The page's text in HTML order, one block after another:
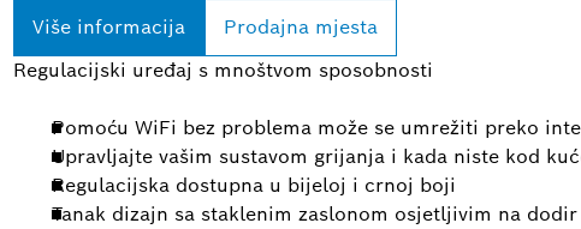
Više informacija
Prodajna mjesta
Regulacijski uređaj s mnoštvom sposobnosti
Pomoću WiFi bez problema može se umrežiti preko
Upravljajte vašim sustavom grijanja i kada niste kod
Regulacijska dostupna u bijeloj i crnoj boji
Tanak dizajn sa staklenim zaslonom osjetljivim na